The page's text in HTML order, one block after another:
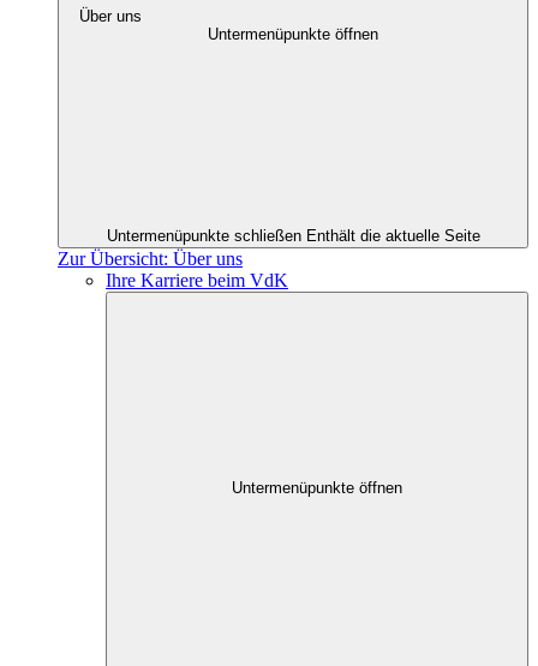
Über uns
Untermenüpunkte öffnen
Untermenüpunkte schließen Enthält die aktuelle Seite
Zur Übersicht: Über uns
Ihre Karriere beim VdK
Untermenüpunkte öffnen